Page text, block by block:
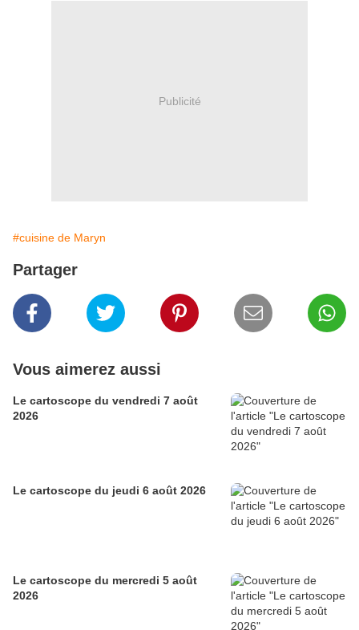
Publicité
#cuisine de Maryn
Partager
Vous aimerez aussi
Le cartoscope du vendredi 7 août
2026
Le cartoscope du jeudi 6 août 2026
Le cartoscope du mercredi 5 août
2026